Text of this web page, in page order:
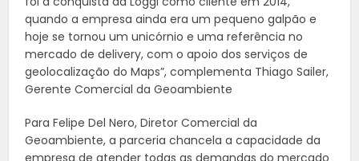
quando a empresa ainda era um pequeno galpão e
hoje se tornou um unicórnio e uma referência no
mercado de delivery, com o apoio dos serviços de
geolocalização do Maps”, complementa Thiago Sailer,
Gerente Comercial da Geoambiente
Para Felipe Del Nero, Diretor Comercial da
Geoambiente, a parceria chancela a capacidade da